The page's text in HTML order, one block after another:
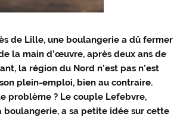
de Lille, une boulangerie a dû fermer
la main d’œuvre, après deux ans de
la région du Nord n’est pas n’est
plein-emploi, bien au contraire.
problème ? Le couple Lefebvre,
a sa petite idée sur cette